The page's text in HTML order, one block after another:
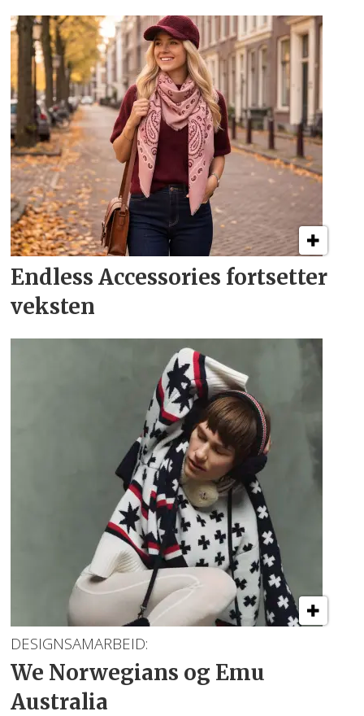
Endless Accessories fortsetter
veksten
DESIGNSAMARBEID:
We Norwegians og Emu
Australia